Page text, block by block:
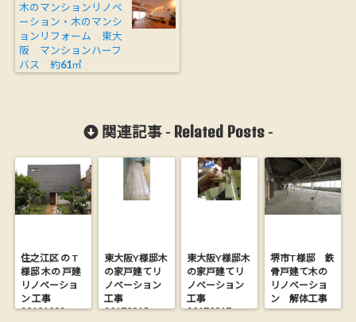
木のマンションリノベ
ーション・木のマンシ
ョンリフォーム 東大
阪 マンションハーフ
バス 約61㎡
関連記事 - Related Posts-
住之江区 の T
様邸 木の 戸建
リノベーショ
ン 工事
20181022
東大阪Y様邸木
の家戸建てリ
ノベーション
工事
20170315
東大阪Y様邸木
の家戸建てリ
ノベーション
工事
20170317
堺市T様邸 鉄
骨戸建て木の
リノベーショ
ン 解体工事